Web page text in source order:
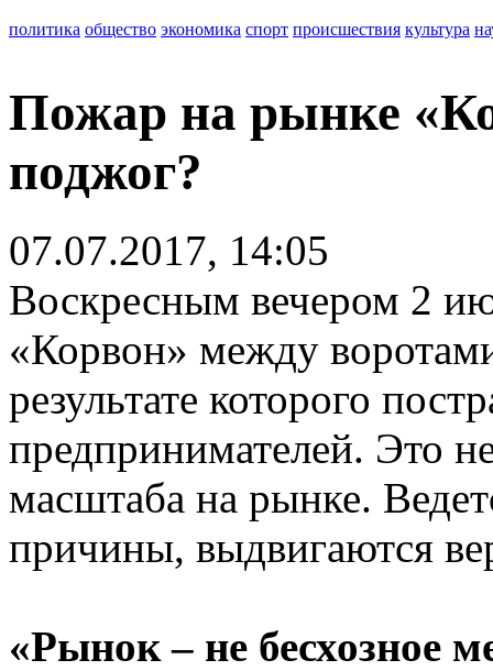
политика общество экономика спорт происшествия культура
Пожар на рынке
поджог?
07.07.2017, 14:05
Воскресным вечером 2
«Корвон» между
результате которого
предпринимателей. Это
масштаба на рынке.
причины, выдвигаются
«Рынок – не бесхозное